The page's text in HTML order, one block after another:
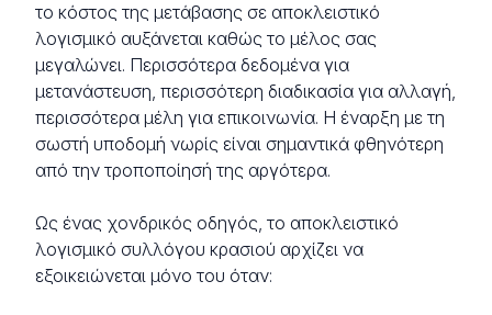
το κόστος της μετάβασης σε αποκλειστικό
λογισμικό αυξάνεται καθώς το μέλος σας
μεγαλώνει. Περισσότερα δεδομένα για
μετανάστευση, περισσότερη διαδικασία για αλλαγή,
περισσότερα μέλη για επικοινωνία. Η έναρξη με τη
σωστή υποδομή νωρίς είναι σημαντικά φθηνότερη
από την τροποποίησή της αργότερα.
Ως ένας χονδρικός οδηγός, το αποκλειστικό
λογισμικό συλλόγου κρασιού αρχίζει να
εξοικειώνεται μόνο του όταν: